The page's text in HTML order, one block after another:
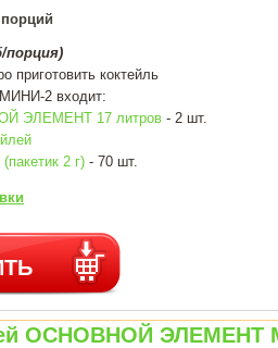
порция)
приготовить коктейль
2 входит:
ЭЛЕМЕНТ 17 литров - 2 шт.
2 г) - 70 шт.
ОСНОВНОЙ ЭЛЕМЕНТ